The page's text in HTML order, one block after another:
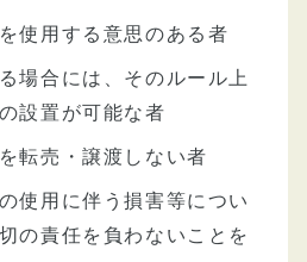
使用する意思のある者
場合には、そのルール上
設置が可能な者
転売・譲渡しない者
使用に伴う損害等につい
の責任を負わないことを